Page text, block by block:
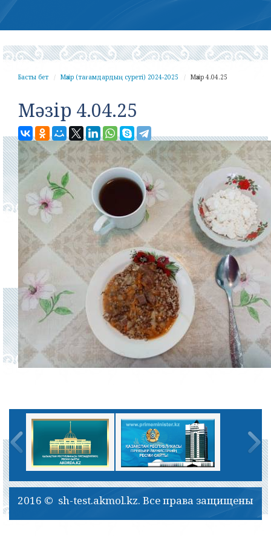
Басты бет Мәзір (тағамдардың суреті) 2024-2025 Мәзір 4.04.25
Мәзір 4.04.25
2016 © sh-test.akmol.kz. Все права защищены